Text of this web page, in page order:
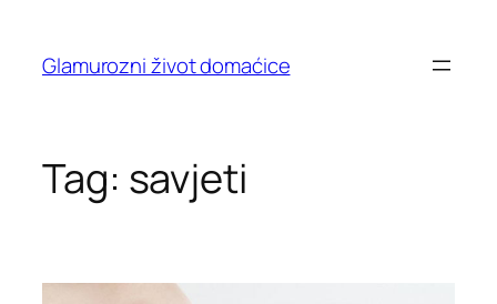
content
Glamurozni život domaćice
Tag: savjeti